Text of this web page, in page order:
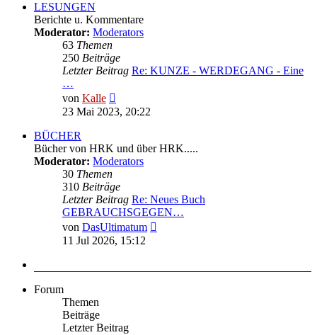
LESUNGEN
Berichte u. Kommentare
Moderator: Moderators
63 Themen
250 Beiträge
Letzter Beitrag Re: KUNZE - WERDEGANG - Eine
…
von Kalle
Beitrag
23 Mai 2023, 20:22
BÜCHER
Bücher von HRK und über HRK.....
Moderator: Moderators
30 Themen
310 Beiträge
Letzter Beitrag Re: Neues Buch
GEBRAUCHSGEGEN…
von DasUltimatum
11 Jul 2026, 15:12
Forum
Themen
Beiträge
Letzter Beitrag